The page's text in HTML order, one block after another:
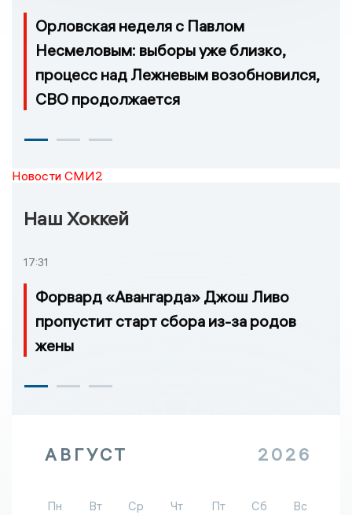
Орловская неделя с Павлом
Несмеловым: выборы уже близко,
процесс над Лежневым возобновился,
СВО продолжается
Новости СМИ2
Наш Хоккей
17:31
Форвард «Авангарда» Джош Ливо
пропустит старт сбора из-за родов
жены
АВГУСТ 2026
Пн Вт Ср Чт Пт Сб
Вс